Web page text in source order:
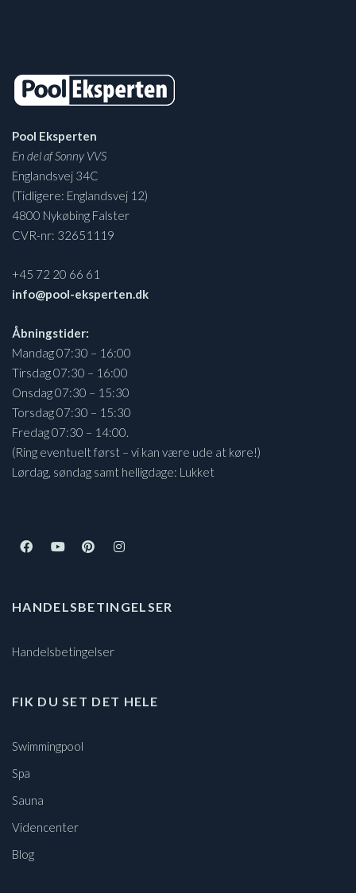
Pool Eksperten
En del af Sonny VVS
Englandsvej 34C
(Tidligere: Englandsvej 12)
4800 Nykøbing Falster
CVR-nr: 32651119
+45 72 20 66 61
info@pool-eksperten.dk
Åbningstider:
Mandag 07:30 – 16:00
Tirsdag 07:30 – 16:00
Onsdag 07:30 – 15:30
Torsdag 07:30 – 15:30
Fredag 07:30 – 14:00.
(Ring eventuelt først – vi kan være ude at køre!)
Lørdag, søndag samt helligdage: Lukket
HANDELSBETINGELSER
Handelsbetingelser
FIK DU SET DET HELE
Swimmingpool
Spa
Sauna
Videncenter
Blog